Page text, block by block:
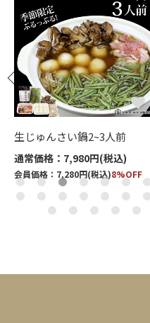
生じゅんさい鍋2~3人前
通常価格：7,980円(税込)
会員価格：7,280円(税込)8%OFF